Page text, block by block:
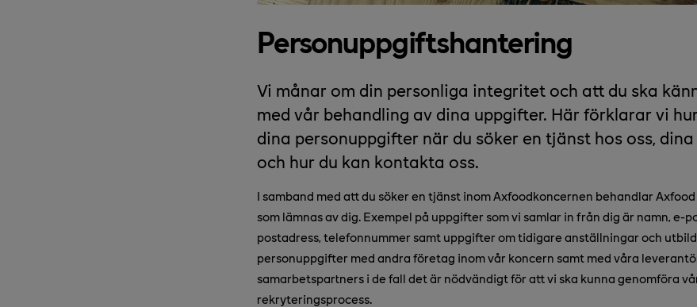
Personuppgiftshantering
Vi månar om din personliga integritet och att du ska
med vår behandling av dina uppgifter. Här förklarar vi
dina personuppgifter när du söker en tjänst hos oss,
och hur du kan kontakta oss.
I samband med att du söker en tjänst inom Axfoodkoncernen behandlar
som lämnas av dig. Exempel på uppgifter som vi samlar in från dig är namn, e-
postadress, telefonnummer samt uppgifter om tidigare anställningar och
personuppgifter med andra företag inom vår koncern samt med våra
samarbetspartners i de fall det är nödvändigt för att vi ska kunna genomföra
rekryteringsprocess.